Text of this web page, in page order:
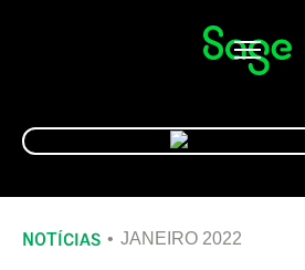
Alternar
navegação
NOTÍCIAS JANEIRO 2022